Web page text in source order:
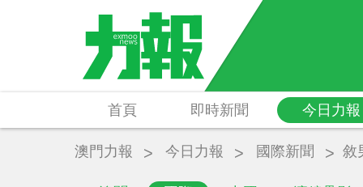
首頁 即時新聞 今日力報
澳門力報 今日力報 國際新聞 敘